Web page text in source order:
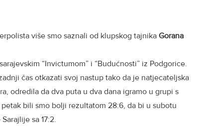
više smo saznali od klupskog tajnika Gorana
“Invictumom” i “Budućnosti” iz Podgorice.
čas otkazati svoj nastup tako da je natjecateljska
odredila da dva puta u dva dana igramo u grupi s
bili smo bolji rezultatom 28:6, da bi u subotu
sa 17:2.